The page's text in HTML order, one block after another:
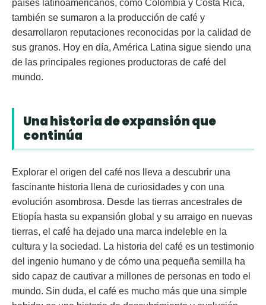
países latinoamericanos, como Colombia y Costa Rica,
también se sumaron a la producción de café y
desarrollaron reputaciones reconocidas por la calidad de
sus granos. Hoy en día, América Latina sigue siendo una
de las principales regiones productoras de café del
mundo.
Una historia de expansión que
continúa
Explorar el origen del café nos lleva a descubrir una
fascinante historia llena de curiosidades y con una
evolución asombrosa. Desde las tierras ancestrales de
Etiopía hasta su expansión global y su arraigo en nuevas
tierras, el café ha dejado una marca indeleble en la
cultura y la sociedad. La historia del café es un testimonio
del ingenio humano y de cómo una pequeña semilla ha
sido capaz de cautivar a millones de personas en todo el
mundo. Sin duda, el café es mucho más que una simple